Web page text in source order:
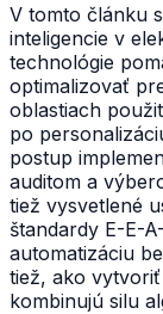
V tomto článku
inteligencie v
technológie
optimalizovať
oblastiach
po
postup
auditom a
tiež vysvetlené
štandardy E-E-
automatizáciu
tiež, ako
kombinujú silu